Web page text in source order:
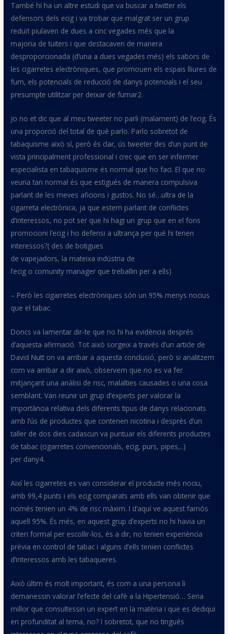
També hi ha un altre estudi que va buscar atwitter els
defensors dels ecig i va trobar que malgrat ser un grup
reduït piulaven de dues a cinc vegades més que la
majoria de tuiters i que destacaven de manera
desproporcionada (d’una a dues vegades més) els sabors de
les cigarretes electròniques, que promouen els espais lliures de
fum, els potencials de reducció de danys potencials i el seu
presumpte utilitzar per deixar defumar2.
Jo no et dic que al meutweeter no parli (malament) de l’ecig. És
una proporció del total de què parlo. Parlo sobretot de
tabaquisme això sí, però és clar, ústweeter des d’un punt de
vista principalment professional i crec que en ser infermer
especialista en tabaquisme és normal que ho faci. El que no
veuria tan normal és que estigués de manera compulsiva
parlant de les meves aficions i gustos. No sé…ultra de la
cigarreta electrònica, ja que estem parlant de conflictes
d’interessos, no pot ser que hi hagi un grup que en el fons
promocioni l’ecig i ho defensi a ultrança per què hi tenen
interessos?( des de botigues
devapejadors, la mateixa indústria de
l’ecig o comunity manager que treballin per a ells)
– Però les cigarretes electròniques són un 95% menys nocius
que el tabac.
Doncs va lamentar dir-te que no hi ha evidència després
d’aquesta afirmació. Tot això sorgeix a través d’un article de
David Nutt on va arribar a aquesta conclusió, però si analitzem
com va arribar a dir això, observem que no es va fer
mitjançant una anàlisi de risc, malalties causades o una cosa
semblant. Van reunir un grup d’experts per valorar la
importància relativa dels diferents tipus de danys relacionats
amb l’ús de productes que contenen nicotina i després d’un
taller de dos dies cadascun va puntuar els diferents productes
de tabac (cigarretes convencionals, ecig, purs, pipes,..)
per dany4.
Així les cigarretes es van considerar el producte més nociu,
amb 99,4 punts i els ecig comparats amb ells van obtenir que
només tenien un 4% de risc màxim. I d’aquí ve aquest famós
aquell 95%. És més, en aquest grup d’experts no hi havia un
criteri formal per escollir-los, és a dir, no tenien experiència
prèvia en control de tabac i alguns d’ells tenien conflictes
d’interessos amb les tabaqueres.
Això últim és molt important, és com a una persona li
demanessin valorar l’efecte del cafè a la Hipertensió… Seria
millor que consultessin un expert en la matèria i que es dediqui
en profunditat al tema, no? I sobretot, que no tingués